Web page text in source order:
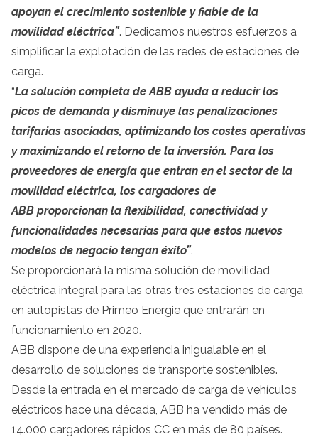
apoyan el crecimiento sostenible y fiable de la
movilidad eléctrica”. Dedicamos nuestros esfuerzos a
simplificar la explotación de las redes de estaciones de
carga.
“La solución completa de ABB ayuda a reducir los
picos de demanda y disminuye las penalizaciones
tarifarias asociadas, optimizando los costes operativos
y maximizando el retorno de la inversión. Para los
proveedores de energía que entran en el sector de la
movilidad eléctrica, los cargadores de
ABB proporcionan la flexibilidad, conectividad y
funcionalidades necesarias para que estos nuevos
modelos de negocio tengan éxito”.
Se proporcionará la misma solución de movilidad
eléctrica integral para las otras tres estaciones de carga
en autopistas de Primeo Energie que entrarán en
funcionamiento en 2020.
ABB dispone de una experiencia inigualable en el
desarrollo de soluciones de transporte sostenibles.
Desde la entrada en el mercado de carga de vehículos
eléctricos hace una década, ABB ha vendido más de
14.000 cargadores rápidos CC en más de 80 países.